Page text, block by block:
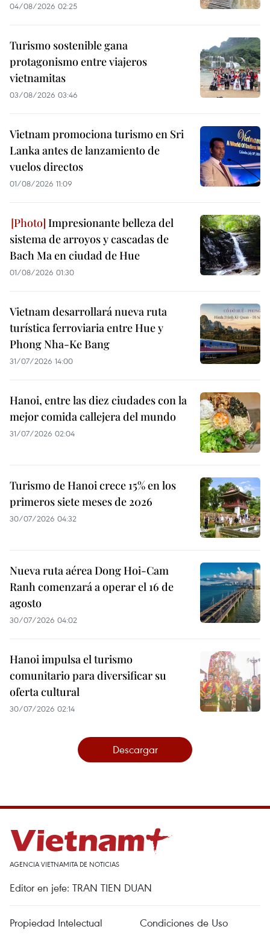
04/08/2026 02:25
Turismo sostenible gana
protagonismo entre viajeros
vietnamitas
03/08/2026 03:46
Vietnam promociona turismo en Sri
Lanka antes de lanzamiento de
vuelos directos
01/08/2026 11:09
Impresionante belleza del
sistema de arroyos y cascadas de
Bach Ma en ciudad de Hue
01/08/2026 01:30
Vietnam desarrollará nueva ruta
turística ferroviaria entre Hue y
Phong Nha-Ke Bang
31/07/2026 14:00
Hanoi, entre las diez ciudades con la
mejor comida callejera del mundo
31/07/2026 02:04
Turismo de Hanoi crece 15% en los
primeros siete meses de 2026
30/07/2026 04:32
Nueva ruta aérea Dong Hoi-Cam
Ranh comenzará a operar el 16 de
agosto
30/07/2026 04:02
Hanoi impulsa el turismo
comunitario para diversificar su
oferta cultural
30/07/2026 02:14
Descargar
AGENCIA VIETNAMITA DE NOTICIAS
Editor en jefe: TRAN TIEN DUAN
Propiedad Intelectual
Condiciones de Uso